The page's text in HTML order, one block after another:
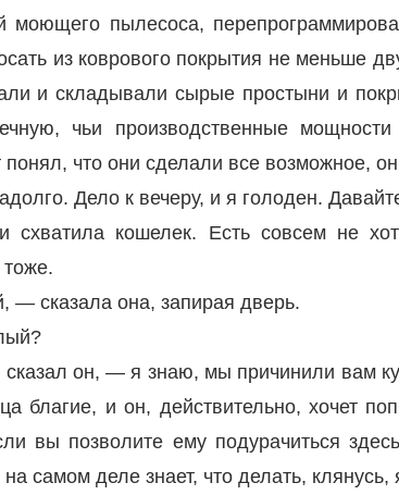
моющего пылесоса,
из коврового покрытия не меньше
и складывали сырые простыни и
чьи производственные
что они сделали все возможное,
Дело к вечеру, и я голоден.
схватила кошелек. Есть совсем не
сказала она, запирая дверь.
он, — я знаю, мы причинили вам
благие, и он, действительно, хочет
вы позволите ему подурачиться
самом деле знает, что делать, клянусь,